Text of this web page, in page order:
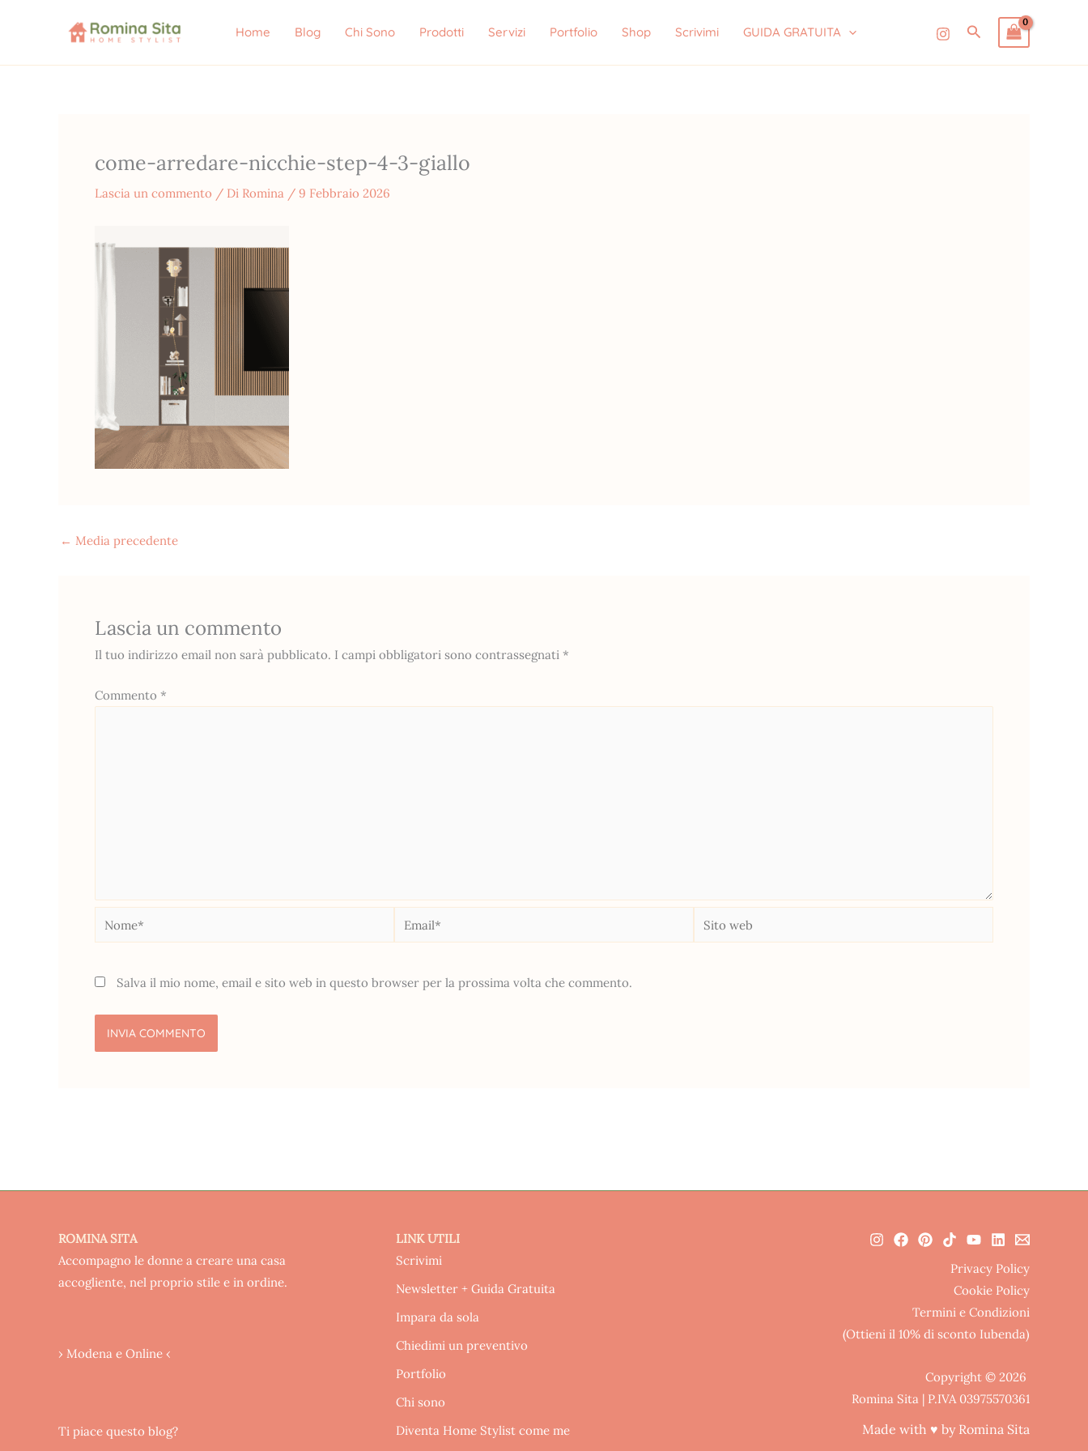
Home Blog Chi Sono Prodotti Servizi Portfolio Shop Scrivimi GUIDA GRATUITA Cerca
come-arredare-nicchie-step-4-3-giallo
Lascia un commento / Di Romina / 9 Febbraio 2026
← Media precedente
Lascia un commento
Il tuo indirizzo email non sarà pubblicato. I campi obbligatori sono contrassegnati *
Commento *
Nome* Email*
Sito
web
Salva il mio nome, email e sito web in questo browser per la prossima volta che commento.
ROMINA SITA
Accompagno le donne a creare una casa
accogliente, nel proprio stile e in ordine.
› Modena e Online ‹
Ti piace questo blog?
LINK UTILI
Scrivimi
Newsletter + Guida Gratuita
Impara da sola
Chiedimi un preventivo
Portfolio
Chi sono
Diventa Home Stylist come me
Privacy Policy
Cookie Policy
Termini e Condizioni
(Ottieni il 10% di sconto Iubenda)
Copyright © 2026
Romina Sita | P.IVA 03975570361
Made with ♥ by Romina Sita